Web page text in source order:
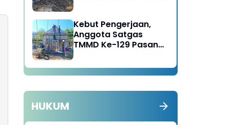
Kebut Pengerjaan,
Anggota Satgas
TMMD Ke-129 Pasang
Rumah Sasaran Rehab
RTLH
HUKUM